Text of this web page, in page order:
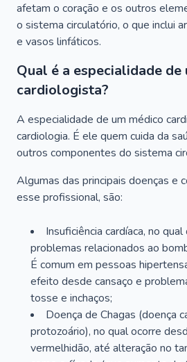
afetam o coração e os outros
o sistema circulatório, o que inclui
e vasos linfáticos.
Qual é a especialidade de
cardiologista?
A especialidade de um médico
cardiologia. É ele quem cuida da
outros componentes do sistema
Algumas das principais doenças e
esse profissional, são:
Insuficiência cardíaca, no
problemas relacionados ao
É comum em pessoas
efeito desde cansaço e
tosse e inchaços;
Doença de Chagas (doença
protozoário), no qual ocorre
vermelhidão, até alteração no